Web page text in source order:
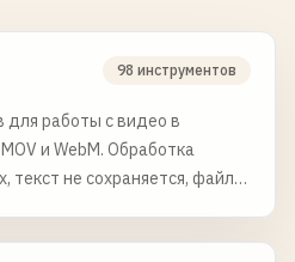
98 инструментов
для работы с видео в
и WebM. Обработка
текст не сохраняется, файлы